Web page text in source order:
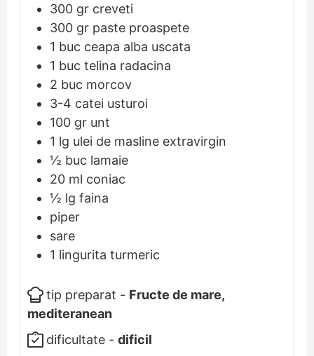
300 gr creveti
300 gr paste proaspete
1 buc ceapa alba uscata
1 buc telina radacina
2 buc morcov
3-4 catei usturoi
100 gr unt
1 lg ulei de masline extravirgin
½ buc lamaie
20 ml coniac
½ lg faina
piper
sare
1 lingurita turmeric
tip preparat - Fructe de mare,
mediteranean
dificultate -dificil